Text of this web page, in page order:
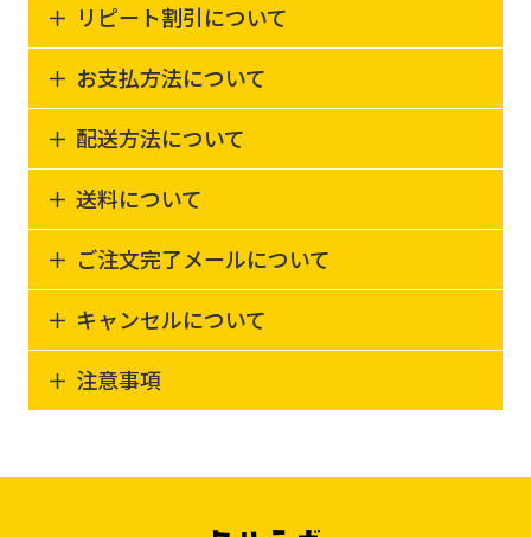
リピート割引について
お支払方法について
配送方法について
送料について
ご注文完了メールについて
キャンセルについて
注意事項